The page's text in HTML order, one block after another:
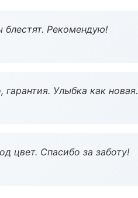
блестят. Рекомендую!
Улыбка как новая.
цвет. Спасибо за заботу!